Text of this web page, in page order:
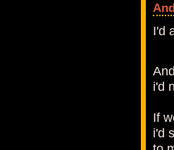
I'd
i'd
If
i'd